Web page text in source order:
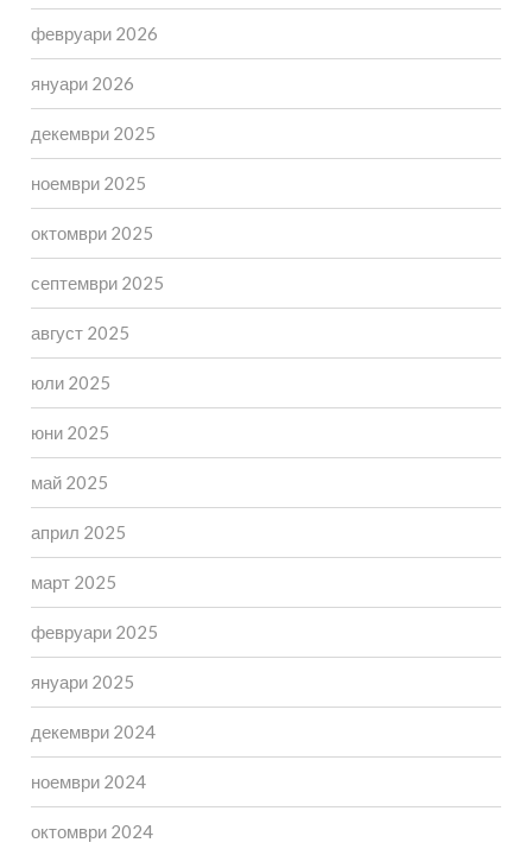
февруари 2026
януари 2026
декември 2025
ноември 2025
октомври 2025
септември 2025
август 2025
юли 2025
юни 2025
май 2025
април 2025
март 2025
февруари 2025
януари 2025
декември 2024
ноември 2024
октомври 2024